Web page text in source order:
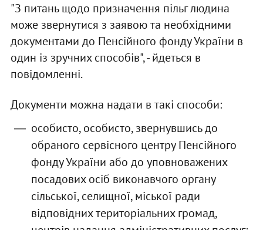
"З питань щодо призначення пільг людина
може звернутися з заявою та необхідними
документами до Пенсійного фонду України в
один із зручних способів", - йдеться в
повідомленні.
Документи можна надати в такі способи:
особисто, особисто, звернувшись до
обраного сервісного центру Пенсійного
фонду України або до уповноважених
посадових осіб виконавчого органу
сільської, селищної, міської ради
відповідних територіальних громад,